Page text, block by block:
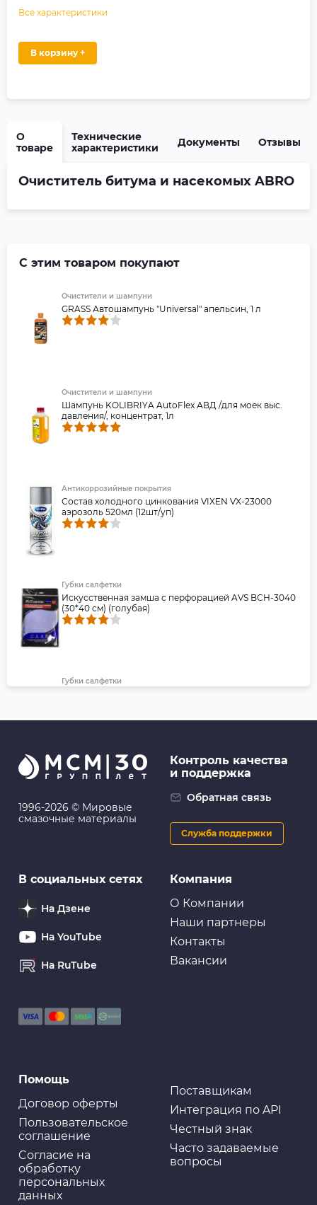
Все характеристики
В корзину +
О
товаре
Технические
характеристики
Документы Отзывы
Очиститель битума и насекомых ABRO
С этим товаром покупают
Очистители и шампуни
GRASS Автошампунь "Universal" апельсин, 1 л
Очистители и шампуни
Шампунь KOLIBRIYA AutoFlex АВД /для моек выс.
давления/, концентрат, 1л
Антикоррозийные покрытия
Состав холодного цинкования VIXEN VX-23000
аэрозоль 520мл (12шт/уп)
Губки салфетки
Искусственная замша с перфорацией AVS BCH-3040
(30*40 см) (голубая)
Губки салфетки
Очистители и шампуни
FL045 Автошампунь с полиролем, 400 мл - FILL Inn
Антикоррозийные покрытия
FL019 Мастика резино-битумная (аэрозоль), 520 мл -
Губки салфетки
Ткань водопоглощающая AION Plas Senu, в тубе,
Антикоррозийные покрытия
Антикор-спрей с добавлением воска (прозрачный)
ABRO
1996-2026 © Мировые
смазочные материалы
Компания
О Компании
Наши партнеры
Контакты
Вакансии
Помощь
Договор оферты
Пользовательское
соглашение
Cогласие на
обработку
персональных
данных
Поставщикам
Интеграция по API
Честный знак
Часто задаваемые
вопросы
Контроль качества
и поддержка
Обратная связь
Служба поддержки
В социальных сетях
На Дзене
На YouTube
На RuTube